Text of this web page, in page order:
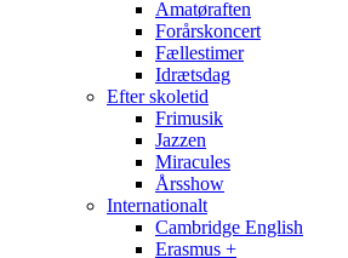
Amatøraften
Forårskoncert
Fællestimer
Idrætsdag
Efter skoletid
Frimusik
Jazzen
Miracules
Årsshow
Internationalt
Cambridge English
Erasmus +